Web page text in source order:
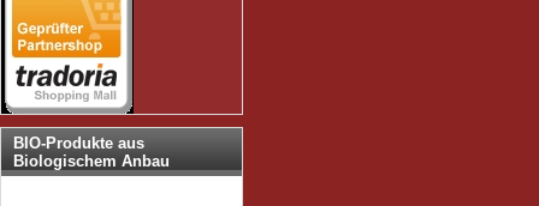
BIO-Produkte aus
Biologischem Anbau